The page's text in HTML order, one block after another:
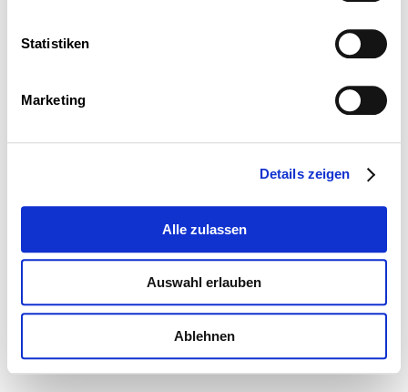
Statistiken
Marketing
Details zeigen
Alle zulassen
Auswahl erlauben
Ablehnen